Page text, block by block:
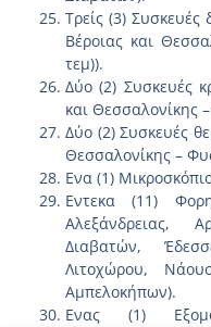
Τρείς (3)
Βέροιας και
τεμ)).
Δύο (2) Συσκευές
και Θεσσαλονίκης
Δύο (2) Συσκευές
Θεσσαλονίκης –
Ενα (1)
Εντεκα (11)
Αλεξάνδρειας,
Διαβατών,
Λιτοχώρου,
Αμπελοκήπων).
Ενας (1)